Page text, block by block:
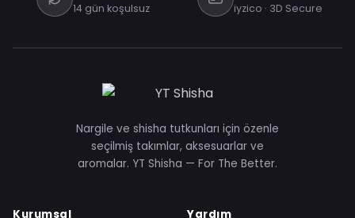
14 gün koşulsuz iyzico · 3D Secure
Nargile ve shisha tutkunları için özenle
seçilmiş takımlar, aksesuarlar ve
aromalar. YT Shisha — For The Better.
Kurumsal Yardım